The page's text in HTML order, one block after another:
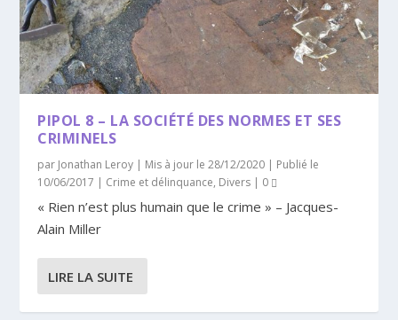
PIPOL 8 – LA SOCIÉTÉ DES NORMES ET SES
CRIMINELS
par Jonathan Leroy | Mis à jour le 28/12/2020 | Publié le
10/06/2017 | Crime et délinquance, Divers | 0
« Rien n’est plus humain que le crime » – Jacques-
Alain Miller
LIRE LA SUITE